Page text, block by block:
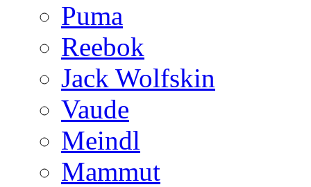
Puma
Reebok
Jack Wolfskin
Vaude
Meindl
Mammut